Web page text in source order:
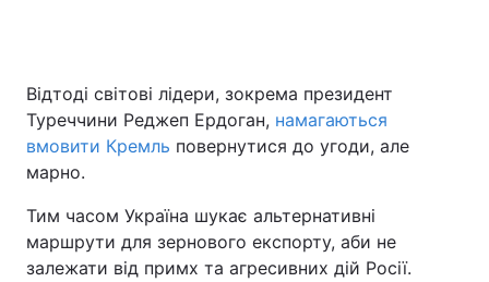
Відтоді світові лідери, зокрема президент
Туреччини Реджеп Ердоган, намагаються
вмовити Кремль повернутися до угоди, але
марно.
Тим часом Україна шукає альтернативні
маршрути для зернового експорту, аби не
залежати від примх та агресивних дій Росії.